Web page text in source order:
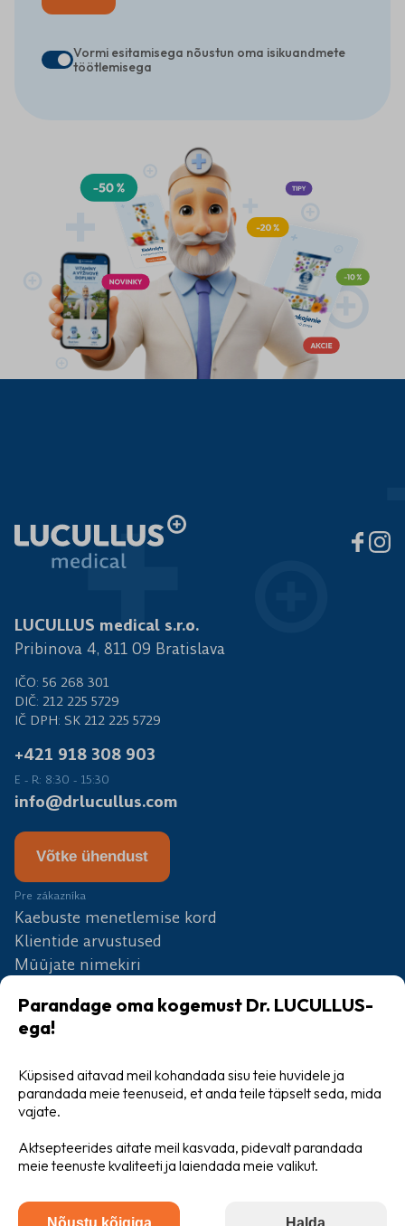
Vormi esitamisega nõustun oma isikuandmete
töötlemisega
LUCULLUS medical s.r.o.
Pribinova 4, 811 09 Bratislava
IČO: 56 268 301
DIČ: 212 225 5729
IČ DPH: SK 212 225 5729
+421 918 308 903
E - R: 8:30 - 15:30
info@drlucullus.com
Võtke ühendust
Pre zákazníka
Kaebuste menetlemise kord
Klientide arvustused
Müüjate nimekiri
Konkurss
Blog
Üldised tingimused
Privaatsuspoliitika
Parandage oma kogemust Dr. LUCULLUS-
ega!
Küpsised aitavad meil kohandada sisu teie huvidele ja
parandada meie teenuseid, et anda teile täpselt seda, mida
vajate.
Aktsepteerides aitate meil kasvada, pidevalt parandada
meie teenuste kvaliteeti ja laiendada meie valikut.
Nõustu kõigiga Halda